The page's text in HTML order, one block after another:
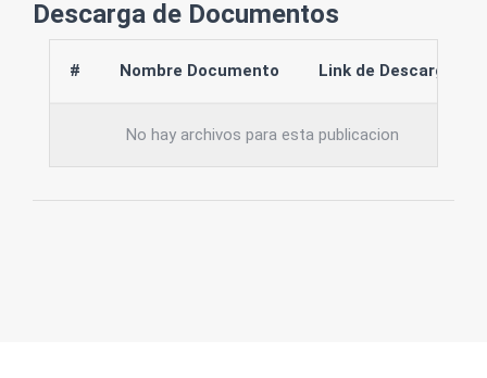
Descarga de Documentos
# Nombre Documento Link de Descarga
No hay archivos para esta publicacion